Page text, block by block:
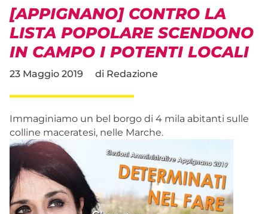
[APPIGNANO] CONTRO LA
LISTA POPOLARE SCENDONO
IN CAMPO I POTENTI LOCALI
23 Maggio 2019 di Redazione
Immaginiamo un bel borgo di 4 mila abitanti sulle
colline maceratesi, nelle Marche.